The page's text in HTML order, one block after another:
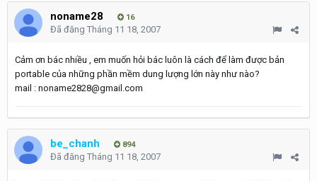
noname28 16
Đã đăng Tháng 11 18, 2007
Cảm ơn bác nhiều , em muốn hỏi bác luôn là cách để làm được bản
portable của những phần mềm dung lượng lớn này như nào?
mail : noname2828@gmail.com
be_chanh 894
Đã đăng Tháng 11 18, 2007